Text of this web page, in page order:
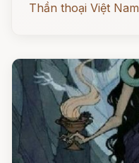
Thần thoại Việt Nam